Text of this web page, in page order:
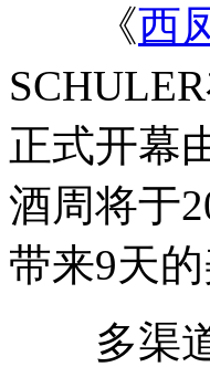
《西
正式开幕
酒周将于
带来9天
多渠道